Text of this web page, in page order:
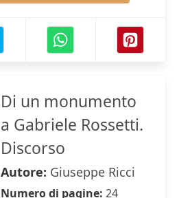
Di un monumento
a Gabriele Rossetti.
Discorso
Autore: Giuseppe Ricci
Numero di pagine: 24